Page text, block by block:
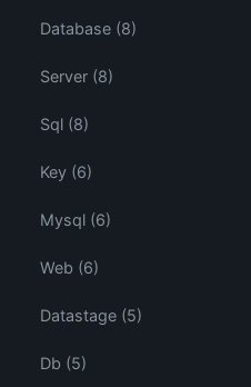
Database (8)
Server (8)
Sql (8)
Key (6)
Mysql (6)
Web (6)
Datastage (5)
Db (5)